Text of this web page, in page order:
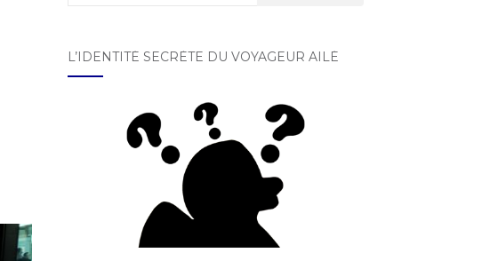
L’IDENTITÉ SECRÈTE DU VOYAGEUR AILÉ